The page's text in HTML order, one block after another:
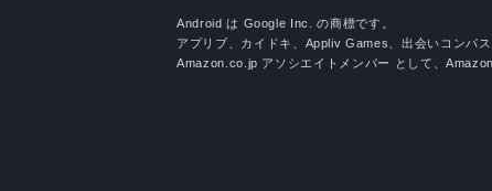
Android は Google Inc. の商標です。
アプリブ、カイドキ、Appliv Games、出会いコンパ
Amazon.co.jp アソシエイトメンバー として、